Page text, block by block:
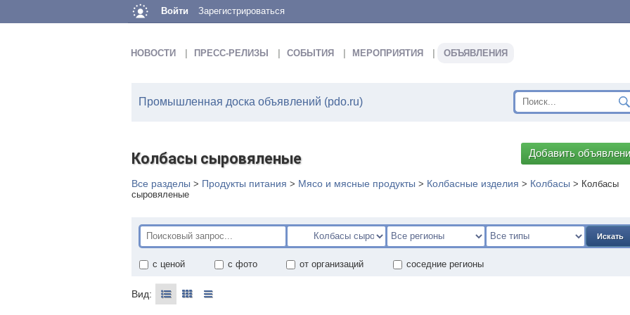
Войти Зарегистрироваться
НОВОСТИ ПРЕСС-РЕЛИЗЫ СОБЫТИЯ МЕРОПРИЯТИЯ ОБЪЯВЛЕНИЯ
Промышленная доска объявлений (pdo.ru)
Колбасы сыровяленые Добавить
Все разделы > Продукты питания > Мясо и мясные продукты > Колбасные изделия > Колбасы > Колбасы
сыровяленые
Искать
с ценой с фото от организаций соседние регионы
Вид: